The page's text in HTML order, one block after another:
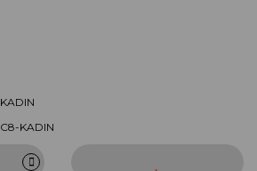
KADIN
C8-KADIN